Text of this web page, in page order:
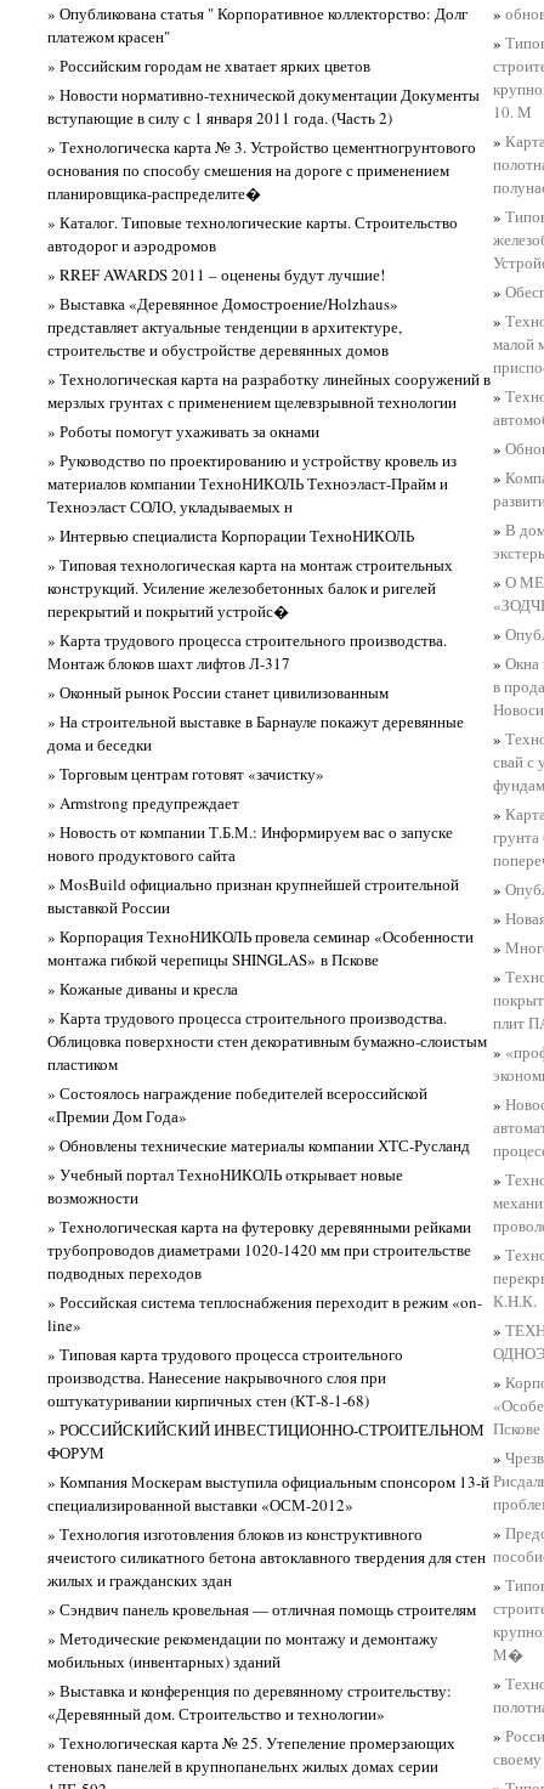
» Опубликована статья " Корпоративное коллекторство: Долг
платежом красен"
» Российским городам не хватает ярких цветов
» Новости нормативно-технической документации Документы
вступающие в силу с 1 января 2011 года. (Часть 2)
» Технологическа карта № 3. Устройство цементногрунтового
основания по способу смешения на дороге с применением
планировщика-распределите�
» Каталог. Типовые технологические карты. Строительство
автодорог и аэродромов
» RREF AWARDS 2011 – оценены будут лучшие!
» Выставка «Деревянное Домостроение/Holzhaus»
представляет актуальные тенденции в архитектуре,
строительстве и обустройстве деревянных домов
» Технологическая карта на разработку линейных сооружений в
мерзлых грунтах с применением щелевзрывной технологии
» Роботы помогут ухаживать за окнами
» Руководство по проектированию и устройству кровель из
материалов компании ТехноНИКОЛЬ Техноэласт-Прайм и
Техноэласт СОЛО, укладываемых н
» Интервью специалиста Корпорации ТехноНИКОЛЬ
» Типовая технологическая карта на монтаж строительных
конструкций. Усиление железобетонных балок и ригелей
перекрытий и покрытий устройс�
» Карта трудового процесса строительного производства.
Монтаж блоков шахт лифтов Л-317
» Оконный рынок России станет цивилизованным
» На строительной выставке в Барнауле покажут деревянные
дома и беседки
» Торговым центрам готовят «зачистку»
» Armstrong предупреждает
» Новость от компании Т.Б.М.: Информируем вас о запуске
нового продуктового сайта
» MosBuild официально признан крупнейшей строительной
выставкой России
» Корпорация ТехноНИКОЛЬ провела семинар «Особенности
монтажа гибкой черепицы SHINGLAS» в Пскове
» Кожаные диваны и кресла
» Карта трудового процесса строительного производства.
Облицовка поверхности стен декоративным бумажно-слоистым
пластиком
» Состоялось награждение победителей всероссийской
«Премии Дом Года»
» Обновлены технические материалы компании ХТС-Русланд
» Учебный портал ТехноНИКОЛЬ открывает новые
возможности
» Технологическая карта на футеровку деревянными рейками
трубопроводов диаметрами 1020-1420 мм при строительстве
подводных переходов
» Российская система теплоснабжения переходит в режим «on-
line»
» Типовая карта трудового процесса строительного
производства. Нанесение накрывочного слоя при
оштукатуривании кирпичных стен (КТ-8-1-68)
» РОССИЙСКИЙСКИЙ ИНВЕСТИЦИОННО-СТРОИТЕЛЬНОМ
ФОРУМ
» Компания Москерам выступила официальным спонсором 13-й
специализированной выставки «ОСМ-2012»
» Технология изготовления блоков из конструктивного
ячеистого силикатного бетона автоклавного твердения для стен
жилых и гражданских здан
» Сэндвич панель кровельная — отличная помощь строителям
» Методические рекомендации по монтажу и демонтажу
мобильных (инвентарных) зданий
» Выставка и конференция по деревянному строительству:
«Деревянный дом. Строительство и технологии»
» Технологическая карта № 25. Утепеление промерзающих
стеновых панелей в крупнопанельнх жилых домах серии
»
»
10. М
»
»
»
»
малой
»
»
»
» В
» О
»
» Окна
в
»
свай с
»
»
»
»
»
плит
»
»
»
»
К.Н.К.
»
»
Пскове
»
»
»
М�
»
»